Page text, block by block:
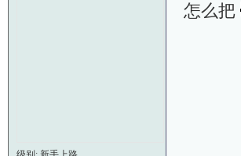
怎么把